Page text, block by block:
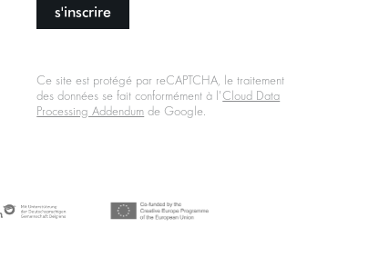
s'inscrire
Ce site est protégé par reCAPTCHA, le traitement
des données se fait conformément à l' Cloud Data
Processing Addendum de Google.